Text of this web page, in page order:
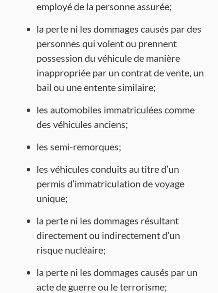
employé de la personne assurée;
la perte ni les dommages causés par des
personnes qui volent ou prennent
possession du véhicule de manière
inappropriée par un contrat de vente, un
bail ou une entente similaire;
les automobiles immatriculées comme
des véhicules anciens;
les semi-remorques;
les véhicules conduits au titre d’un
permis d’immatriculation de voyage
unique;
la perte ni les dommages résultant
directement ou indirectement d’un
risque nucléaire;
la perte ni les dommages causés par un
acte de guerre ou le terrorisme;